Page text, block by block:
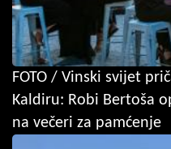
FOTO / Vinski svijet
Kaldiru: Robi Bertoša
na večeri za pamćenje